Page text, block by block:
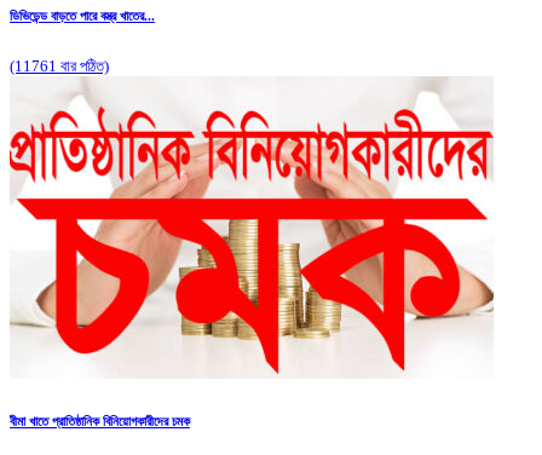
ডিভিডেন্ড বাড়তে পারে বস্ত্র খাতের...
(11761 বার পঠিত)
বীমা খাতে প্রাতিষ্ঠানিক বিনিয়োগকারীদের চমক